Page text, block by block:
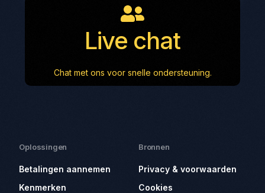
Live chat
Chat met ons voor snelle ondersteuning.
Oplossingen
Betalingen aannemen
Kenmerken
Bronnen
Privacy & voorwaarden
Cookies